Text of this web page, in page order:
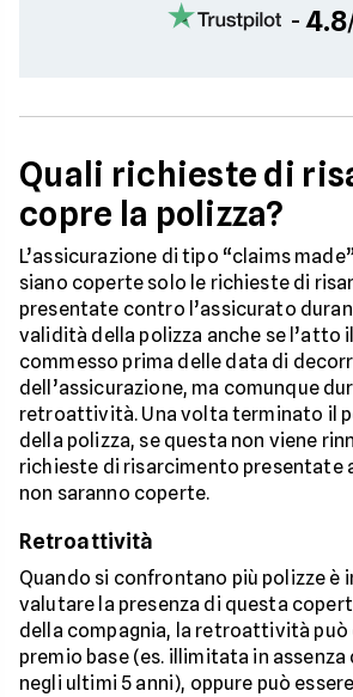
-4.8
Quali richieste di
copre la polizza?
L’assicurazione di tipo “claims
siano coperte solo le richieste di
presentate contro l’assicurato
validità della polizza anche se l’atto
commesso prima delle data di
dell’assicurazione, ma comunque
retroattività. Una volta terminato il
della polizza, se questa non viene
richieste di risarcimento presentate
non saranno coperte.
Retroattività
Quando si confrontano più polizze è
valutare la presenza di questa
della compagnia, la retroattività può
premio base (es. illimitata in
negli ultimi 5 anni), oppure può